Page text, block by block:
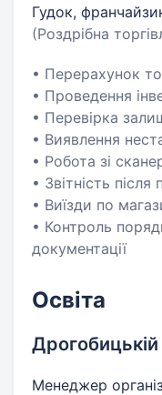
Гудок,
(Роздрібна
• Перерахунок
• Проведення
• Перевірка
• Виявлення
• Робота зі
• Звітність після
• Виїзди по
• Контроль
документації
Освіта
Дрогобицькій
Менеджер